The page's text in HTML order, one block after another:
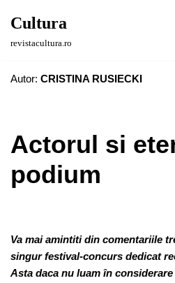
Sari
Cultura
revistacultura.ro
Autor: CRISTINA RUSIECKI
Actorul si
podium
Va mai amintiti din comentariile
singur festival-concurs dedicat
Asta daca nu luam în